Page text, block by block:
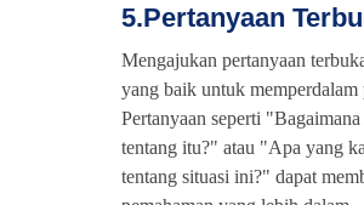
5.Pertanyaan
Mengajukan pertanyaan
yang baik untuk memperdalam
Pertanyaan seperti "Bagaimana
tentang itu?" atau "Apa yang
tentang situasi ini?" dapat